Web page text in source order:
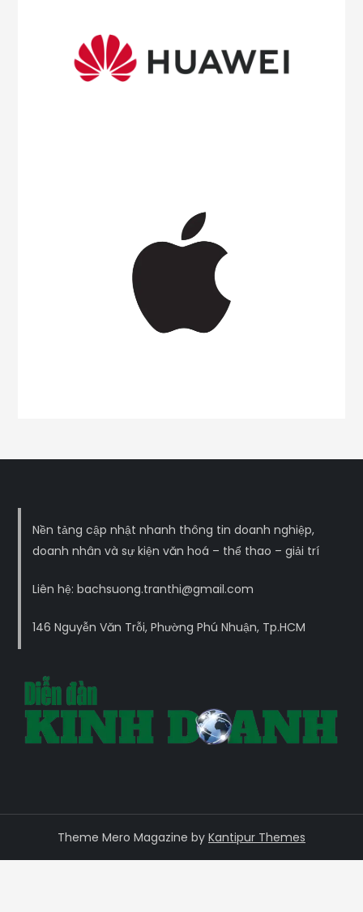
Nền tảng cập nhật nhanh thông tin doanh nghiệp,
doanh nhân và sự kiện văn hoá – thể thao – giải trí
Liên hệ: bachsuong.tranthi@gmail.com
146 Nguyễn Văn Trỗi, Phường Phú Nhuận, Tp.HCM
Theme Mero Magazine by Kantipur Themes